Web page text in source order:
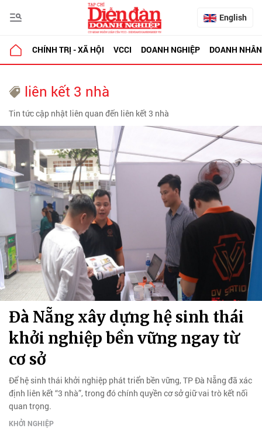
English
CHÍNH TRỊ - XÃ HỘI VCCI DOANH NGHIỆP DOANH NHÂN
liên kết 3 nhà
Tin tức cập nhật liên quan đến liên kết 3 nhà
Đà Nẵng xây dựng hệ sinh thái
khởi nghiệp bền vững ngay từ
cơ sở
Để hệ sinh thái khởi nghiệp phát triển bền vững, TP Đà Nẵng đã xác
định liên kết “3 nhà”, trong đó chính quyền cơ sở giữ vai trò kết nối
quan trọng.
KHỞI NGHIỆP